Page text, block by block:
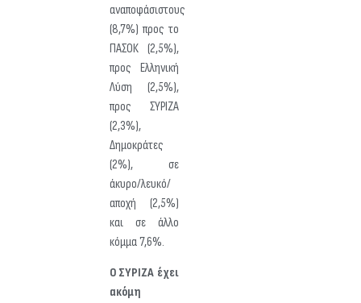
αναποφάσιστους
(8,7%) προς το
ΠΑΣΟΚ (2,5%),
προς Ελληνική
Λύση (2,5%),
προς ΣΥΡΙΖΑ
(2,3%),
Δημοκράτες
(2%), σε
άκυρο/λευκό/
αποχή (2,5%)
και σε άλλο
κόμμα 7,6%.
Ο ΣΥΡΙΖΑ έχει
ακόμη